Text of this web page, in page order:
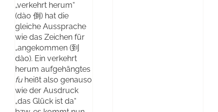
„verkehrt herum“
(dào 倒) hat die
gleiche Aussprache
wie das Zeichen für
„angekommen (到
dào). Ein verkehrt
herum aufgehängtes
fuheißt also genauso
wie der Ausdruck
„das Glück ist da“